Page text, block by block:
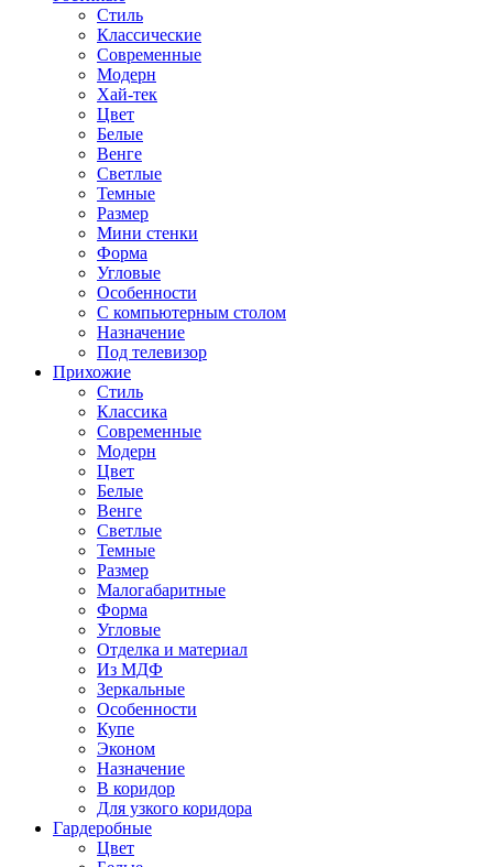
Стиль
Классические
Современные
Модерн
Хай-тек
Цвет
Белые
Венге
Светлые
Темные
Размер
Мини стенки
Форма
Угловые
Особенности
С компьютерным столом
Назначение
Под телевизор
Прихожие
Стиль
Классика
Современные
Модерн
Цвет
Белые
Венге
Светлые
Темные
Размер
Малогабаритные
Форма
Угловые
Отделка и материал
Из МДФ
Зеркальные
Особенности
Купе
Эконом
Назначение
В коридор
Для узкого коридора
Гардеробные
Цвет